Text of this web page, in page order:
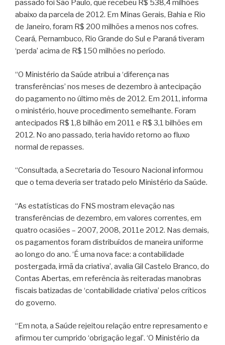
passado foi São Paulo, que recebeu R$ 538,4 milhões
abaixo da parcela de 2012. Em Minas Gerais, Bahia e Rio
de Janeiro, foram R$ 200 milhões a menos nos cofres.
Ceará, Pernambuco, Rio Grande do Sul e Paraná tiveram
‘perda’ acima de R$ 150 milhões no período.
“O Ministério da Saúde atribui a ‘diferença nas
transferências’ nos meses de dezembro à antecipação
do pagamento no último mês de 2012. Em 2011, informa
o ministério, houve procedimento semelhante. Foram
antecipados R$ 1,8 bilhão em 2011 e R$ 3,1 bilhões em
2012. No ano passado, teria havido retorno ao fluxo
normal de repasses.
“Consultada, a Secretaria do Tesouro Nacional informou
que o tema deveria ser tratado pelo Ministério da Saúde.
“As estatísticas do FNS mostram elevação nas
transferências de dezembro, em valores correntes, em
quatro ocasiões – 2007, 2008, 2011e 2012. Nas demais,
os pagamentos foram distribuídos de maneira uniforme
ao longo do ano. ‘É uma nova face: a contabilidade
postergada, irmã da criativa’, avalia Gil Castelo Branco, do
Contas Abertas, em referência às reiteradas manobras
fiscais batizadas de ‘contabilidade criativa’ pelos críticos
do governo.
“Em nota, a Saúde rejeitou relação entre represamento e
afirmou ter cumprido ‘obrigação legal’. ‘O Ministério da